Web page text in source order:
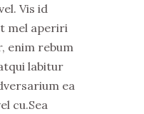
Vis id
mel aperiri
enim rebum
labitur
ea
cu.Sea